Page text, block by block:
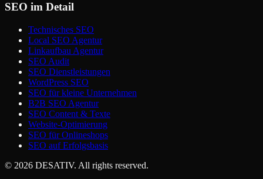
SEO im Detail
Technisches SEO
Local SEO Agentur
Linkaufbau Agentur
SEO Audit
SEO Dienstleistungen
WordPress SEO
SEO für kleine Unternehmen
B2B SEO Agentur
SEO Content & Texte
Website-Optimierung
SEO für Onlineshops
SEO auf Erfolgsbasis
© 2026 DESATIV. All rights reserved.